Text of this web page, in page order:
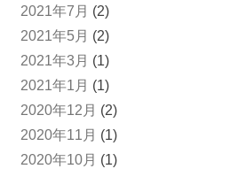
2021年7月 (2)
2021年5月 (2)
2021年3月 (1)
2021年1月 (1)
2020年12月 (2)
2020年11月 (1)
2020年10月 (1)